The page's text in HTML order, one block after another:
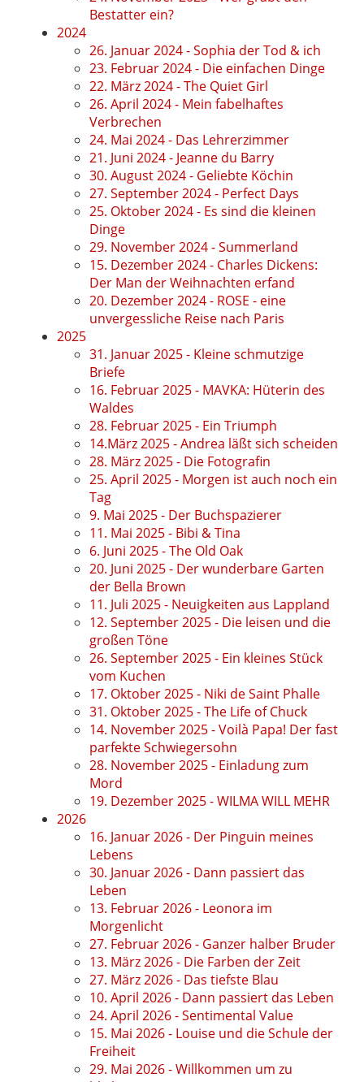
Bestatter ein?
2024
26. Januar 2024 - Sophia der Tod & ich
23. Februar 2024 - Die einfachen Dinge
22. März 2024 - The Quiet Girl
26. April 2024 - Mein fabelhaftes
Verbrechen
24. Mai 2024 - Das Lehrerzimmer
21. Juni 2024 - Jeanne du Barry
30. August 2024 - Geliebte Köchin
27. September 2024 - Perfect Days
25. Oktober 2024 - Es sind die kleinen
Dinge
29. November 2024 - Summerland
15. Dezember 2024 - Charles Dickens:
Der Man der Weihnachten erfand
20. Dezember 2024 - ROSE - eine
unvergessliche Reise nach Paris
2025
31. Januar 2025 - Kleine schmutzige
Briefe
16. Februar 2025 - MAVKA: Hüterin des
Waldes
28. Februar 2025 - Ein Triumph
14.März 2025 - Andrea läßt sich scheiden
28. März 2025 - Die Fotografin
25. April 2025 - Morgen ist auch noch ein
Tag
9. Mai 2025 - Der Buchspazierer
11. Mai 2025 - Bibi & Tina
6. Juni 2025 - The Old Oak
20. Juni 2025 - Der wunderbare Garten
der Bella Brown
11. Juli 2025 - Neuigkeiten aus Lappland
12. September 2025 - Die leisen und die
großen Töne
26. September 2025 - Ein kleines Stück
vom Kuchen
17. Oktober 2025 - Niki de Saint Phalle
31. Oktober 2025 - The Life of Chuck
14. November 2025 - Voilà Papa! Der fast
parfekte Schwiegersohn
28. November 2025 - Einladung zum
Mord
19. Dezember 2025 - WILMA WILL MEHR
2026
16. Januar 2026 - Der Pinguin meines
Lebens
30. Januar 2026 - Dann passiert das
Leben
13. Februar 2026 - Leonora im
Morgenlicht
27. Februar 2026 - Ganzer halber Bruder
13. März 2026 - Die Farben der Zeit
27. März 2026 - Das tiefste Blau
10. April 2026 - Dann passiert das Leben
24. April 2026 - Sentimental Value
15. Mai 2026 - Louise und die Schule der
Freiheit
29. Mai 2026 - Willkommen um zu